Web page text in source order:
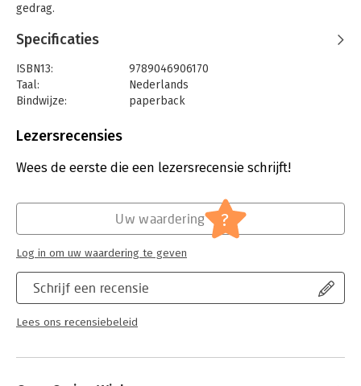
gedrag.
over gezond ouder worden en aan interventies die dat
gezondheidsprofessionals gedrag kunnen bevorderen dat
bijdraagt aan gezond ouder worden. Een belangrijk
uitgangspunt is dat wat mensen nodig hebben om gezond te
Het boek bestaat uit twee delen. Het eerste deel gaat in op de
levensloop. Er worden modellen en theorieën besproken die
gedragsverandering. Daarnaast is er aandacht voor e-health,
interdisciplinair samenwerken en ethisch handelen. Het tweede
deel behandelt de invloed van voeding, bewegen, slaap, stress
en sociale interactie op gezond ouder worden. De nadruk ligt
te bieden.
Dit boek is geschreven voor studenten van hogere sociale
geschikt voor professionals die zich bezighouden met
Carina Wiekens geeft leiding aan de onderzoeksgroep
Specificaties
ISBN13:
9789046906170
Taal:
Nederlands
Bindwijze:
paperback
Uitgever:
Verschijningsdatum:
11-6-2019
Mens en maatschappij
Lezersrecensies
Wees de eerste die een lezersrecensie schrijft!
Schrijf een recensie
Lees ons recensiebeleid
Uw waardering ?
Log in om uw waardering te geven